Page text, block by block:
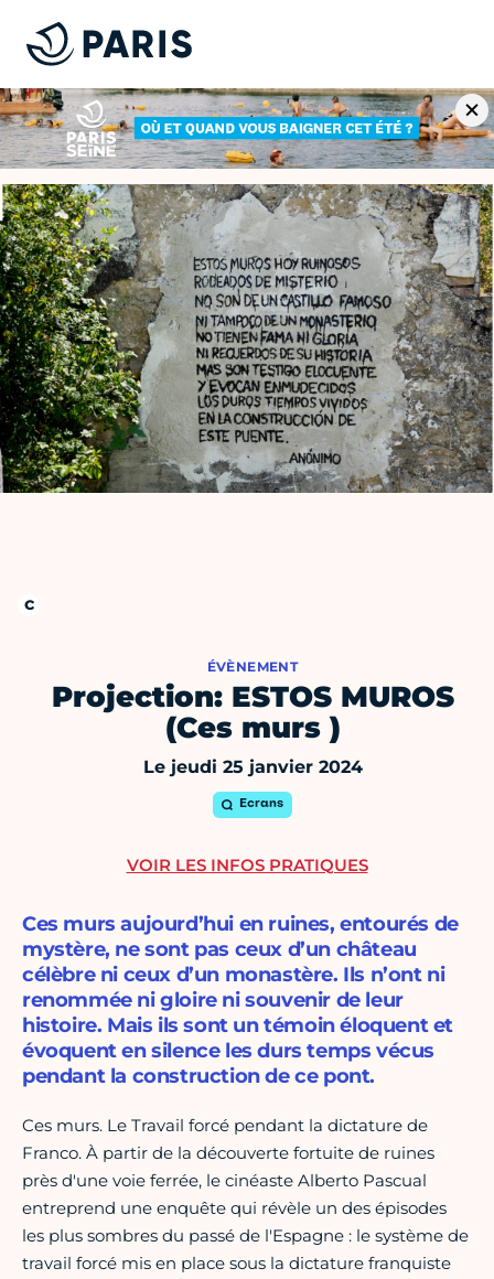
ÉVÈNEMENT
Projection: ESTOS MUROS
(Ces murs )
Le jeudi 25 janvier 2024
Ecrans
Ces murs aujourd’hui en ruines, entourés de
mystère, ne sont pas ceux d’un château
célèbre ni ceux d’un monastère. Ils n’ont ni
renommée ni gloire ni souvenir de leur
histoire. Mais ils sont un témoin éloquent et
évoquent en silence les durs temps vécus
pendant la construction de ce pont.
Ces murs. Le Travail forcé pendant la dictature de
Franco. À partir de la découverte fortuite de ruines
près d'une voie ferrée, le cinéaste Alberto Pascual
entreprend une enquête qui révèle un des épisodes
les plus sombres du passé de l'Espagne : le système de
travail forcé mis en place sous la dictature franquiste
VOIR LES INFOS PRATIQUES